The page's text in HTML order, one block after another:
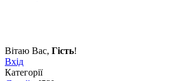
Вітаю Вас, Гість!
Вхід
Категорії